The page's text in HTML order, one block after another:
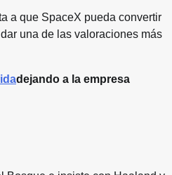
a que SpaceX pueda convertir
una de las valoraciones más
dejando a la empresa